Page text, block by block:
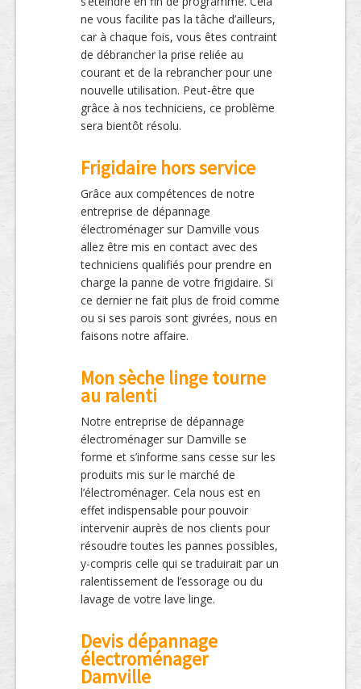
ne vous facilite pas la tâche d’ailleurs,
car à chaque fois, vous êtes contraint
de débrancher la prise reliée au
courant et de la rebrancher pour une
nouvelle utilisation. Peut-être que
grâce à nos techniciens, ce problème
sera bientôt résolu.
Frigidaire hors service
Grâce aux compétences de notre
entreprise de dépannage
électroménager sur Damville vous
allez être mis en contact avec des
techniciens qualifiés pour prendre en
charge la panne de votre frigidaire. Si
ce dernier ne fait plus de froid comme
ou si ses parois sont givrées, nous en
faisons notre affaire.
Mon sèche linge tourne
au ralenti
Notre entreprise de dépannage
électroménager sur Damville se
forme et s’informe sans cesse sur les
produits mis sur le marché de
l’électroménager. Cela nous est en
effet indispensable pour pouvoir
intervenir auprès de nos clients pour
résoudre toutes les pannes possibles,
y-compris celle qui se traduirait par un
ralentissement de l’essorage ou du
lavage de votre lave linge.
Devis dépannage
électroménager
Damville